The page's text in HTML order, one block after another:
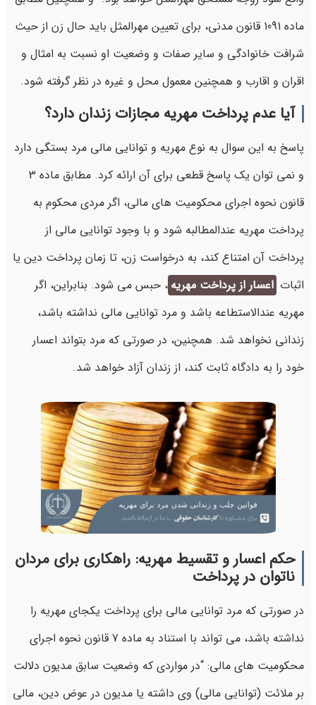
ماده 1091 قانون مدنی، برای تعیین مهرالمثل باید حال زن از حیث
شرافت خانوادگی و سایر صفات و وضعیت او نسبت به امثال و
اقران و اقارب و همچنین معمول محل و غیره در نظر گرفته شود.
آیا عدم پرداخت مهریه مجازات زندان دارد؟
پاسخ به این سوال به نوع مهریه و توانایی مالی مرد بستگی دارد
و نمی توان یک پاسخ قطعی برای آن ارائه کرد. مطابق ماده 3
قانون نحوه اجرای محکومیت های مالی، اگر مردی محکوم به
پرداخت مهریه عندالمطالبه شود و با وجود توانایی مالی از
پرداخت آن امتناع کند، به درخواست زن، تا زمان پرداخت دین یا
اثبات اعسار از پرداخت مهریه ، حبس می شود. بنابراین، اگر
مهریه عندالاستطاعه باشد و مرد توانایی مالی نداشته باشد،
زندانی نخواهد شد. همچنین، در صورتی که مرد بتواند اعسار
خود را به دادگاه ثابت کند، از زندان آزاد خواهد شد.
حکم اعسار و تقسیط مهریه: راهکاری برای مردان
ناتوان در پرداخت
در صورتی که مرد توانایی مالی برای پرداخت یکجای مهریه را
نداشته باشد، می تواند با استناد به ماده 7 قانون نحوه اجرای
محکومیت های مالی: “در مواردی که وضعیت سابق مدیون دلالت
بر ملائت (توانایی مالی) وی داشته یا مدیون در عوض دین، مالی